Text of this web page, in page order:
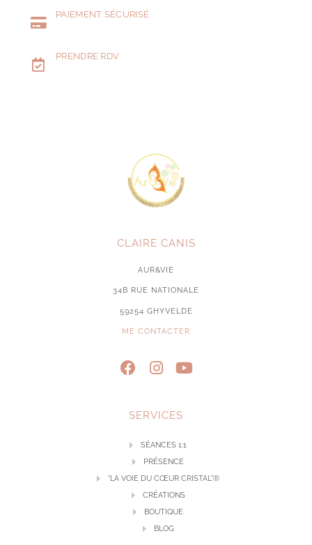
PAIEMENT SÉCURISÉ
PRENDRE RDV
CLAIRE CANIS
AUR&VIE
34B RUE NATIONALE
59254 GHYVELDE
ME CONTACTER
SERVICES
SÉANCES 1:1
PRÉSENCE
"LA VOIE DU CŒUR CRISTAL"®
CRÉATIONS
BOUTIQUE
BLOG